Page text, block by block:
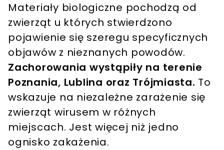
Materiały biologiczne pochodzą od
zwierząt u których stwierdzono
pojawienie się szeregu specyficznych
objawów z nieznanych powodów.
Zachorowania wystąpiły na terenie
Poznania, Lublina oraz Trójmiasta. To
wskazuje na niezależne zarażenie się
zwierząt wirusem w różnych
miejscach. Jest więcej niż jedno
ognisko zakażenia.